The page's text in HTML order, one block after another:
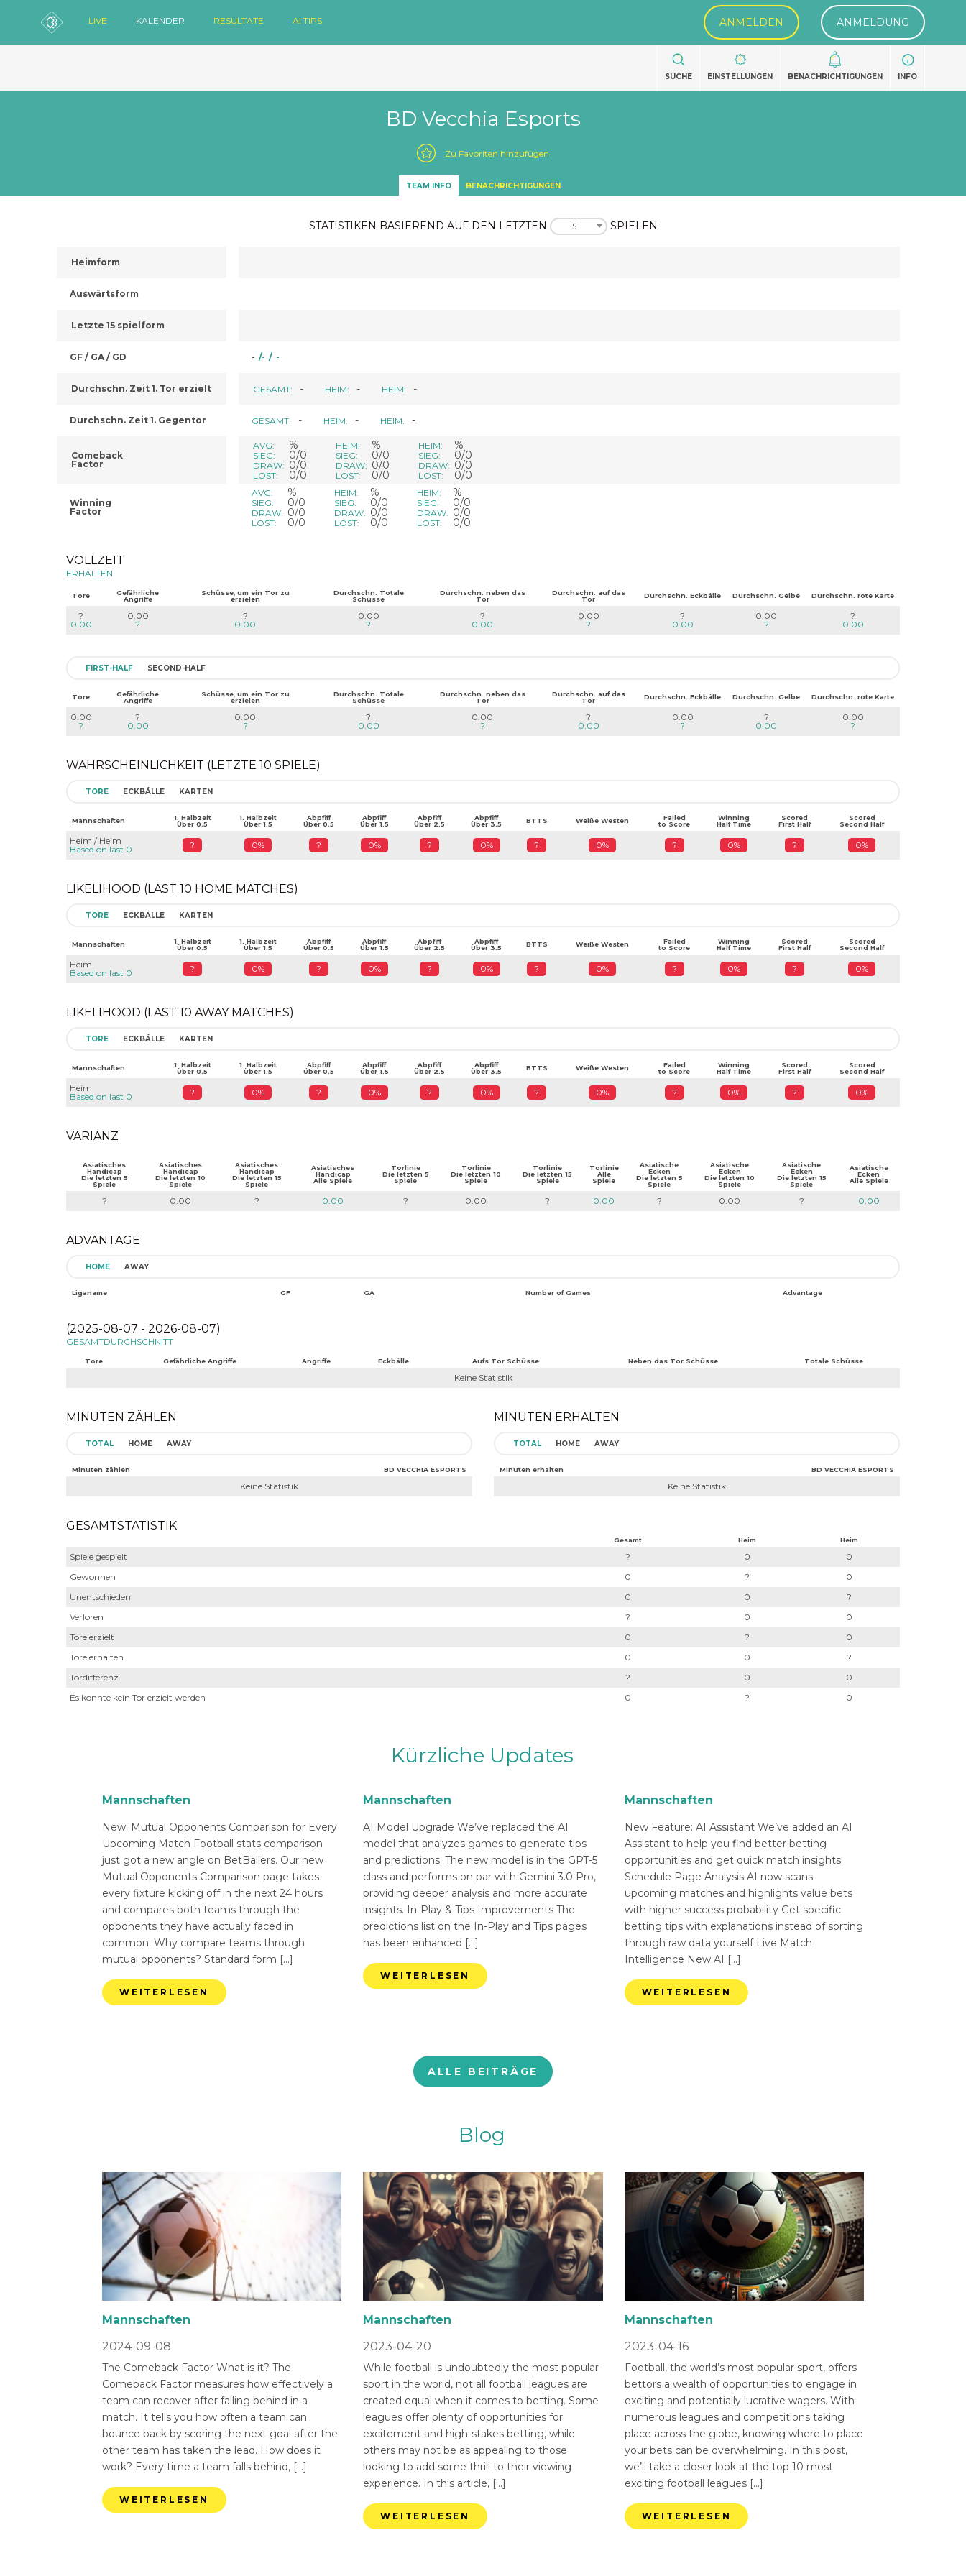
LIVE KALENDER RESULTATE AI TIPS ANMELDEN ANMELDUNG
SUCHE EINSTELLUNGEN BENACHRICHTIGUNGEN INFO
BD Vecchia Esports
Zu Favoriten hinzufügen
TEAM INFO BENACHRICHTIGUNGEN
STATISTIKEN BASIEREND AUF DEN LETZTEN 15 SPIELEN
Heimform
Auswärtsform
Letzte 15 spielform
GF / GA / GD
Durchschn. Zeit 1. Tor erzielt
Durchschn. Zeit 1. Gegentor
Comeback
Factor
Winning
Factor
- /- / -
GESAMT: - HEIM: - HEIM: -
GESAMT: - HEIM: - HEIM: -
AVG: %
SIEG: 0/0
DRAW: 0/0
LOST: 0/0
HEIM: %
SIEG: 0/0
DRAW: 0/0
LOST: 0/0
HEIM: %
SIEG: 0/0
DRAW: 0/0
LOST: 0/0
AVG: %
SIEG: 0/0
DRAW: 0/0
LOST: 0/0
HEIM: %
SIEG: 0/0
DRAW: 0/0
LOST: 0/0
HEIM: %
SIEG: 0/0
DRAW: 0/0
LOST: 0/0
VOLLZEIT
ERHALTEN
Tore
Gefährliche
Angriffe
Schüsse, um ein Tor zu
erzielen
Durchschn. Totale
Schüsse
Durchschn. neben das
Tor
Durchschn. auf das
Tor
Durchschn. Eckbälle Durchschn. Gelbe Durchschn. rote Karte
?
0.00
0.00
?
?
0.00
0.00
?
?
0.00
0.00
?
?
0.00
0.00
?
?
0.00
FIRST-HALF SECOND-HALF
Tore
Gefährliche
Angriffe
Schüsse, um ein Tor zu
erzielen
Durchschn. Totale
Schüsse
Durchschn. neben das
Tor
Durchschn. auf das
Tor
Durchschn. Eckbälle Durchschn. Gelbe Durchschn. rote Karte
0.00
?
?
0.00
0.00
?
?
0.00
0.00
?
?
0.00
0.00
?
?
0.00
0.00
?
WAHRSCHEINLICHKEIT (LETZTE 10 SPIELE)
TORE ECKBÄLLE KARTEN
Mannschaften
1. Halbzeit
Über 0.5
1. Halbzeit
Über 1.5
Abpfiff
Über 0.5
Abpfiff
Über 1.5
Abpfiff
Über 2.5
Abpfiff
Über 3.5
BTTS Weiße Westen
Failed
to Score
Winning
Half Time
Scored
First Half
Scored
Second Half
Heim / Heim
Based on last 0
? 0% ? 0% ? 0% ? 0% ? 0% ? 0%
LIKELIHOOD (LAST 10 HOME MATCHES)
TORE ECKBÄLLE KARTEN
Mannschaften
1. Halbzeit
Über 0.5
1. Halbzeit
Über 1.5
Abpfiff
Über 0.5
Abpfiff
Über 1.5
Abpfiff
Über 2.5
Abpfiff
Über 3.5
BTTS Weiße Westen
Failed
to Score
Winning
Half Time
Scored
First Half
Scored
Second Half
Heim
Based on last 0
? 0% ? 0% ? 0% ? 0% ? 0% ? 0%
LIKELIHOOD (LAST 10 AWAY MATCHES)
TORE ECKBÄLLE KARTEN
Mannschaften
1. Halbzeit
Über 0.5
1. Halbzeit
Über 1.5
Abpfiff
Über 0.5
Abpfiff
Über 1.5
Abpfiff
Über 2.5
Abpfiff
Über 3.5
BTTS Weiße Westen
Failed
to Score
Winning
Half Time
Scored
First Half
Scored
Second Half
Heim
Based on last 0
? 0% ? 0% ? 0% ? 0% ? 0% ? 0%
VARIANZ
Asiatisches
Handicap
Die letzten 5
Spiele
Asiatisches
Handicap
Die letzten 10
Spiele
Asiatisches
Handicap
Die letzten 15
Spiele
Asiatisches
Handicap
Alle Spiele
Torlinie
Die letzten 5
Spiele
Torlinie
Die letzten 10
Spiele
Torlinie
Die letzten 15
Spiele
Torlinie
Alle
Spiele
Asiatische
Ecken
Die letzten 5
Spiele
Asiatische
Ecken
Die letzten 10
Spiele
Asiatische
Ecken
Die letzten 15
Spiele
Asiatische
Ecken
Alle Spiele
? 0.00 ? 0.00 ? 0.00 ? 0.00 ? 0.00 ? 0.00
ADVANTAGE
HOME AWAY
Liganame GF GA Number of Games Advantage
(2025-08-07 - 2026-08-07)
GESAMTDURCHSCHNITT
Tore Gefährliche Angriffe Angriffe Eckbälle Aufs Tor Schüsse Neben das Tor Schüsse Totale Schüsse
Keine Statistik
MINUTEN ZÄHLEN
TOTAL HOME AWAY
Minuten zählen BD VECCHIA ESPORTS
Keine Statistik
MINUTEN ERHALTEN
TOTAL HOME AWAY
Minuten erhalten BD VECCHIA ESPORTS
Keine Statistik
GESAMTSTATISTIK
Gesamt Heim Heim
Spiele gespielt ? 0
0
Gewonnen
0 ?
0
Unentschieden
0 0
?
Verloren
? 0
0
Tore erzielt
0 ?
0
Tore erhalten
0 0
?
Tordifferenz
? 0
0
Es konnte kein Tor erzielt werden
0 ? 0
Kürzliche Updates
Mannschaften
New: Mutual Opponents Comparison for Every
Upcoming Match Football stats comparison
just got a new angle on BetBallers. Our new
Mutual Opponents Comparison page takes
every fixture kicking off in the next 24 hours
and compares both teams through the
opponents they have actually faced in
common. Why compare teams through
mutual opponents? Standard form […]
WEITERLESEN
Mannschaften
AI Model Upgrade We’ve replaced the AI
model that analyzes games to generate tips
and predictions. The new model is in the GPT-5
class and performs on par with Gemini 3.0 Pro,
providing deeper analysis and more accurate
insights. In-Play & Tips Improvements The
predictions list on the In-Play and Tips pages
has been enhanced […]
WEITERLESEN
Mannschaften
New Feature: AI Assistant We’ve added an AI
Assistant to help you find better betting
opportunities and get quick match insights.
Schedule Page Analysis AI now scans
upcoming matches and highlights value bets
with higher success probability Get specific
betting tips with explanations instead of sorting
through raw data yourself Live Match
Intelligence New AI […]
WEITERLESEN
ALLE BEITRÄGE
Blog
Mannschaften
2024-09-08
The Comeback Factor What is it? The
Comeback Factor measures how effectively a
team can recover after falling behind in a
match. It tells you how often a team can
bounce back by scoring the next goal after the
other team has taken the lead. How does it
work? Every time a team falls behind, […]
WEITERLESEN
Mannschaften
2023-04-20
While football is undoubtedly the most popular
sport in the world, not all football leagues are
created equal when it comes to betting. Some
leagues offer plenty of opportunities for
excitement and high-stakes betting, while
others may not be as appealing to those
looking to add some thrill to their viewing
experience. In this article, […]
WEITERLESEN
Mannschaften
2023-04-16
Football, the world’s most popular sport, offers
bettors a wealth of opportunities to engage in
exciting and potentially lucrative wagers. With
numerous leagues and competitions taking
place across the globe, knowing where to place
your bets can be overwhelming. In this post,
we’ll take a closer look at the top 10 most
exciting football leagues […]
WEITERLESEN